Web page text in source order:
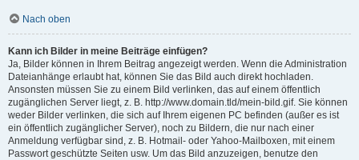
Nach oben
Kann ich Bilder in meine Beiträge einfügen?
Ja, Bilder können in Ihrem Beitrag angezeigt werden. Wenn die Administration
Dateianhänge erlaubt hat, können Sie das Bild auch direkt hochladen.
Ansonsten müssen Sie zu einem Bild verlinken, das auf einem öffentlich
zugänglichen Server liegt, z. B. http://www.domain.tld/mein-bild.gif. Sie können
weder Bilder verlinken, die sich auf Ihrem eigenen PC befinden (außer es ist
ein öffentlich zugänglicher Server), noch zu Bildern, die nur nach einer
Anmeldung verfügbar sind, z. B. Hotmail- oder Yahoo-Mailboxen, mit einem
Passwort geschützte Seiten usw. Um das Bild anzuzeigen, benutze den